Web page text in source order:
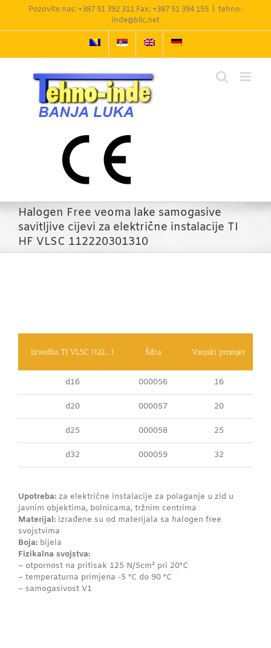
content
Pozovite nas: +387 51 392 311 Fax: +387 51 394 155
tehno-
inde@blic.net
Halogen Free veoma lake samogasive
savitljive cijevi za električne instalacije TI
HF VLSC 112220301310
Izvedba TI VLSC 1122……1 Šifra Vanjski promjer
d16 000056 16
d20 000057 20
d25 000058 25
d32 000059 32
Upotreba: za električne instalacije za polaganje u zid u
javnim objektima, bolnicama, tržnim centrima
Materijal: izrađene su od materijala sa halogen free
svojstvima
Boja: bijela
Fizikalna svojstva:
– otpornost na pritisak 125 N/5cm² pri 20ºC
– temperaturna primjena -5 ºC do 90 ºC
– samogasivost V1